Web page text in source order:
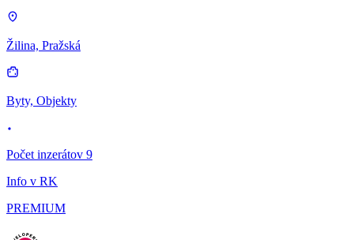
Žilina, Pražská
Byty, Objekty
Počet inzerátov 9
Info v RK
PREMIUM